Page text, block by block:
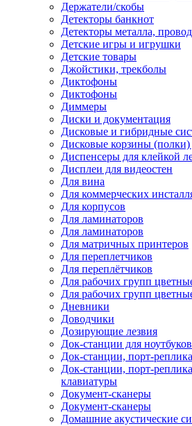
Держатели/скобы
Детекторы банкнот
Детекторы металла,
Детские игры и игрушки
Детские товары
Джойстики, трекболы
Диктофоны
Диктофоны
Диммеры
Диски и документация
Дисковые и гибридные
Дисковые корзины
Диспенсеры для клейкой
Дисплеи для видеостен
Для вина
Для коммерческих
Для корпусов
Для ламинаторов
Для ламинаторов
Для матричных принтеров
Для переплетчиков
Для переплётчиков
Для рабочих групп
Для рабочих групп
Дневники
Доводчики
Дозирующие лезвия
Док-станции для ноутбуков
Док-станции, порт-
Док-станции, порт-
клавиатуры
Документ-сканеры
Документ-сканеры
Домашние акустические